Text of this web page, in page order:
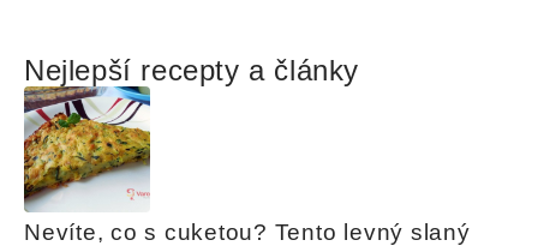
Nejlepší recepty a články
Nevíte, co s cuketou? Tento levný slaný